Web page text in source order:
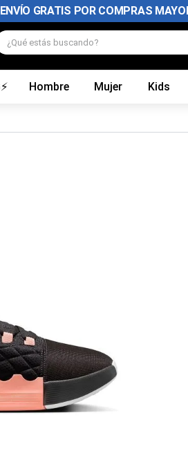
ENVÍO GRATIS POR COMPRAS
estás buscando?
Hombre Mujer Kids